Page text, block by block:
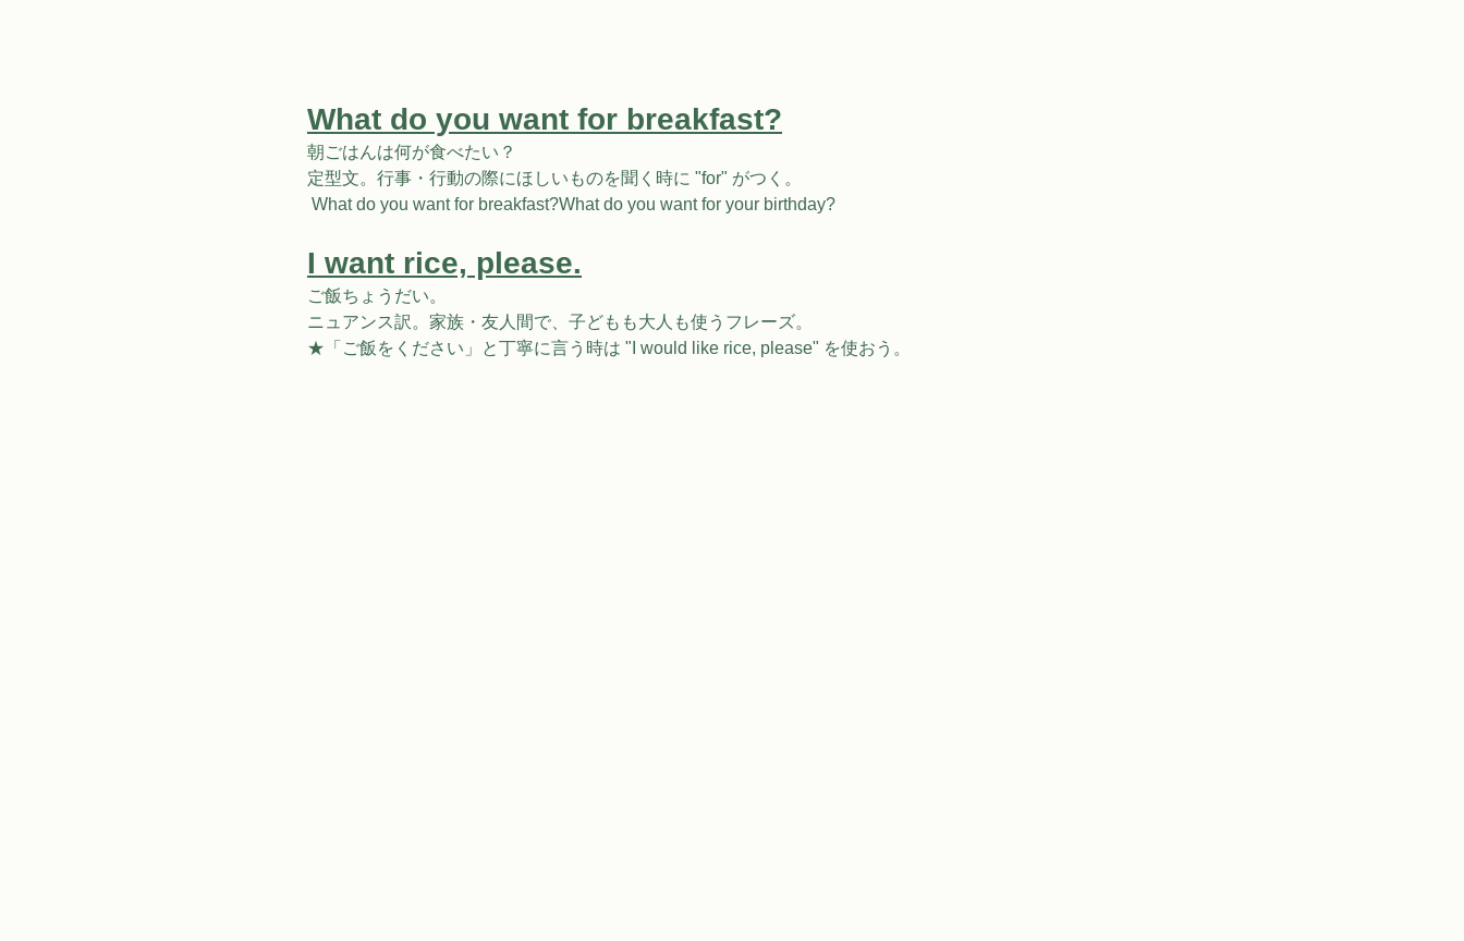
What do you want for breakfast?
朝ごはんは何が⻝べたい？
定型⽂。⾏事・⾏動の際にほしいものを聞く時に "for" がつく。
What do you want for breakfast?What do you want for your birthday?
I want rice, please.
ご飯ちょうだい。
ニュアンス訳。家族・友⼈間で、⼦どもも⼤⼈も使うフレーズ。
★「ご飯をください」と丁寧に⾔う時は "I would like rice, please" を使おう。​